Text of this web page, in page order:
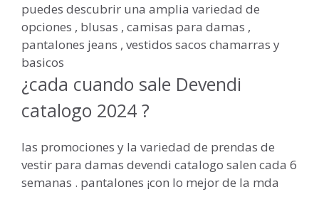
puedes descubrir una amplia variedad de
opciones , blusas , camisas para damas ,
pantalones jeans , vestidos sacos chamarras y
basicos
¿cada cuando sale Devendi
catalogo 2024 ?
las promociones y la variedad de prendas de
vestir para damas devendi catalogo salen cada 6
semanas . pantalones ¡con lo mejor de la mda